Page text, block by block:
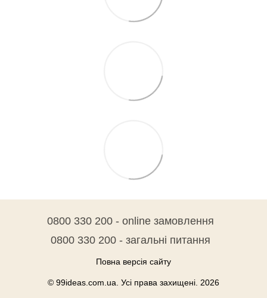
0800 330 200 - online замовлення
0800 330 200 - загальні питання
Повна версія сайту
© 99ideas.com.ua. Усі права захищені. 2026